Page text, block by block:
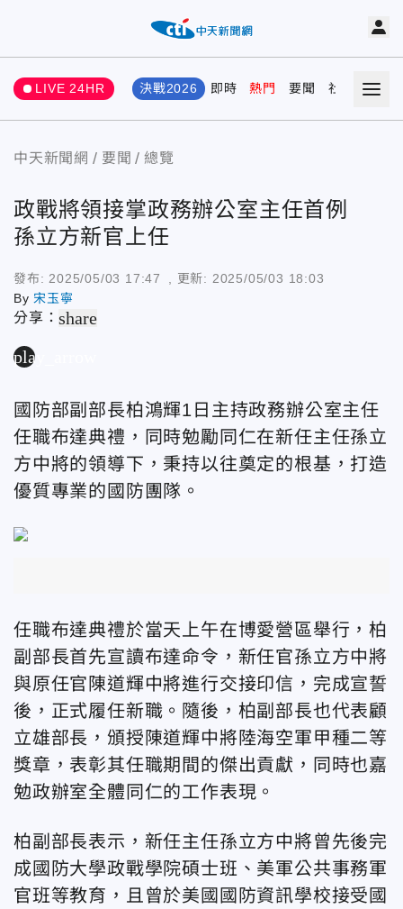
LIVE 24HR 決戰2026 即時 熱門 要聞 社會 娛樂
中天新聞網 要聞 總覽
政戰將領接掌政務辦公室主任首例
孫立方新官上任
發布: 2025/05/03 17:47 , 更新: 2025/05/03 18:03
By 宋玉寧
分享：share
play_arrow
國防部副部長柏鴻輝1日主持政務辦公室主任
任職布達典禮，同時勉勵同仁在新任主任孫立
方中將的領導下，秉持以往奠定的根基，打造
優質專業的國防團隊。
任職布達典禮於當天上午在博愛營區舉行，柏
副部長首先宣讀布達命令，新任官孫立方中將
與原任官陳道輝中將進行交接印信，完成宣誓
後，正式履任新職。隨後，柏副部長也代表顧
立雄部長，頒授陳道輝中將陸海空軍甲種二等
獎章，表彰其任職期間的傑出貢獻，同時也嘉
勉政辦室全體同仁的工作表現。
柏副部長表示，新任主任孫立方中將曾先後完
成國防大學政戰學院碩士班、美軍公共事務軍
官班等教育，且曾於美國國防資訊學校接受國